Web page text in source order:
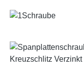
Bildergalerie